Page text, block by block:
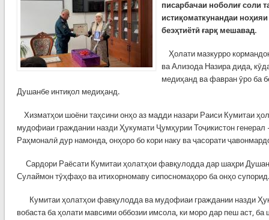
писарбачаи ноболиғ соли
истиқоматкунандаи
беэҳтиётӣ ғарқ мешавад.
Ҳолати мазкурро
ва Ализода Назира дида,
медиҳанд ва фавран ӯро ба
Душанбе интиқол медиҳанд.
Хизматҳои шоёни таҳсини онҳо аз мадди назари Раиси Кумитаи
мудофиаи граждании назди Ҳукумати Ҷумҳурии Тоҷикистон генерал
Раҳмоналӣ дур намонда, онҳоро бо кори наку ва ҷасорати
Сардори Раёсати Кумитаи ҳолатҳои фавқулодда дар шаҳри
Сулаймон тӯҳфаҳо ва итихорномаву сипосномаҳоро ба онҳо супорид.
Кумитаи ҳолатҳои фавқулодда ва мудофиаи граждании назди
вобаста ба ҳолати мавсими оббозии имсола, ки моро дар пеш аст,